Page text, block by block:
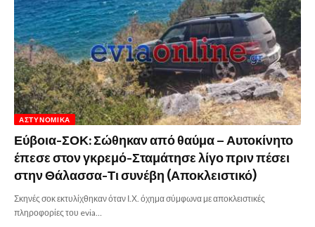
ΑΣΤΥΝΟΜΙΚΆ
Εύβοια-ΣΟΚ: Σώθηκαν από θαύμα – Αυτοκίνητο
έπεσε στον γκρεμό-Σταμάτησε λίγο πριν πέσει
στην Θάλασσα-Τι συνέβη (Αποκλειστικό)
Σκηνές σοκ εκτυλίχθηκαν όταν Ι.Χ. όχημα σύμφωνα με αποκλειστικές
πληροφορίες του evia…